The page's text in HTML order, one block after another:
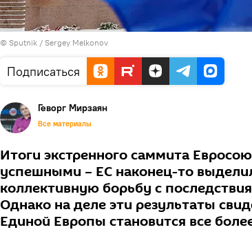
© Sputnik / Sergey Melkonov
Подписаться
Геворг Мирзаян
Все материалы
Итоги экстренного саммита
успешными – ЕС наконец-то
коллективную борьбу с
Однако на деле эти результаты
Единой Европы становится все